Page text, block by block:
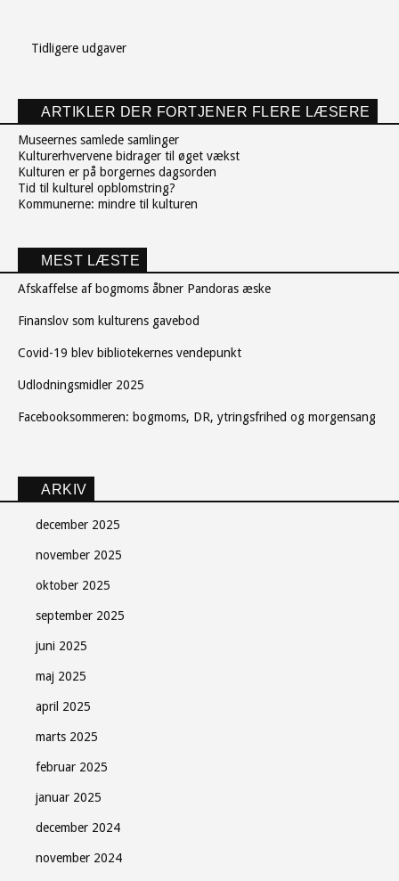
Tidligere udgaver
ARTIKLER DER FORTJENER FLERE LÆSERE
Museernes samlede samlinger
Kulturerhvervene bidrager til øget vækst
Kulturen er på borgernes dagsorden
Tid til kulturel opblomstring?
Kommunerne: mindre til kulturen
MEST LÆSTE
Afskaffelse af bogmoms åbner Pandoras æske
Finanslov som kulturens gavebod
Covid-19 blev bibliotekernes vendepunkt
Udlodningsmidler 2025
Facebooksommeren: bogmoms, DR, ytringsfrihed og morgensang
ARKIV
december 2025
november 2025
oktober 2025
september 2025
juni 2025
maj 2025
april 2025
marts 2025
februar 2025
januar 2025
december 2024
november 2024